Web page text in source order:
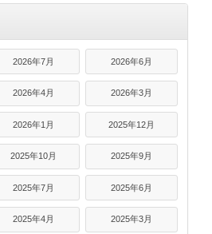
2026年7月 2026年6月
2026年4月 2026年3月
2026年1月 2025年12月
2025年10月 2025年9月
2025年7月 2025年6月
2025年4月 2025年3月